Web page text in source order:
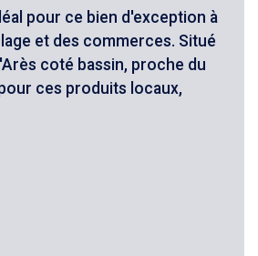
pour ce bien d'exception à
et des commerces. Situé
coté bassin, proche du
ces produits locaux,